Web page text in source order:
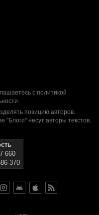
с политикой
.
позицию авторов.
"Блоги" несут авторы текстов.
660
370